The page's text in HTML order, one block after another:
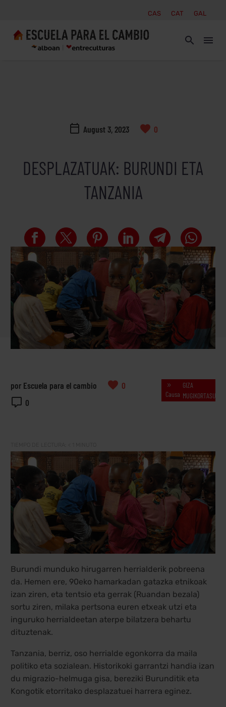
CAS CAT GAL
August 3, 2023 0
DESPLAZATUAK: BURUNDI ETA
TANZANIA
por Escuela para el cambio
0
0

Causa
GIZA
MUGIKORTASUNA
Burundi munduko hirugarren herrialderik pobreena
da. Hemen ere, 90eko hamarkadan gatazka etnikoak
izan ziren, eta tentsio eta gerrak (Ruandan bezala)
sortu ziren, milaka pertsona euren etxeak utzi eta
inguruko herrialdeetan aterpe bilatzera behartu
dituztenak.
Tanzania, berriz, oso herrialde egonkorra da maila
politiko eta sozialean. Historikoki garrantzi handia izan
du migrazio-helmuga gisa, bereziki Burunditik eta
Kongotik etorritako desplazatuei harrera eginez.